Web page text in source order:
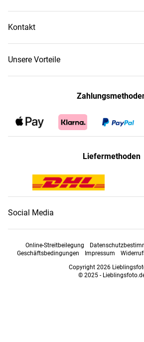
Kontakt
Unsere Vorteile
Liefermethoden
Social Media
Online-Streitbeilegung
Geschäftsbedingungen
Impressum
Copyright 2026
© 2025 -